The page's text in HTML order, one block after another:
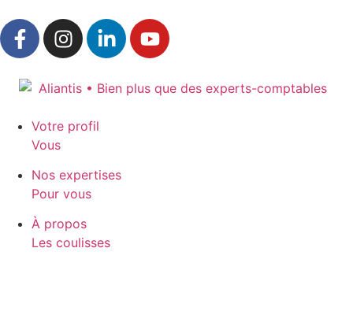
Votre profil
Vous
Nos expertises
Pour vous
À propos
Les coulisses